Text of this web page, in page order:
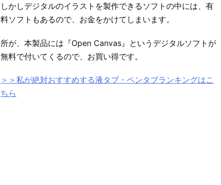
しかしデジタルのイラストを製作できるソフトの中には、有
料ソフトもあるので、お金をかけてしまいます。
所が、本製品には『Open Canvas』というデジタルソフトが
無料で付いてくるので、お買い得です。
＞＞私が絶対おすすめする液タブ・ペンタブランキングはこ
ちら